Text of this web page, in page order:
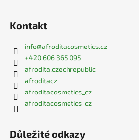
Kontakt
info@afroditacosmetics.cz
+420 606 365 095
afrodita.czechrepublic
afroditacz
afroditacosmetics_cz
afroditacosmetics_cz
Důležité odkazy